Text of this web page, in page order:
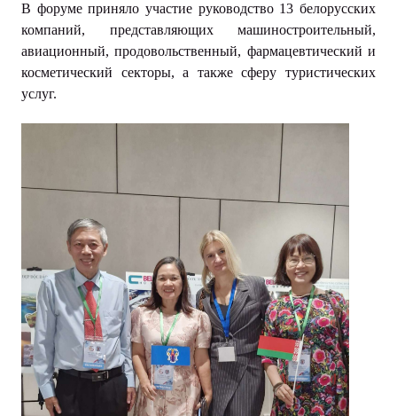
В форуме приняло участие руководство 13 белорусских
компаний, представляющих машиностроительный,
авиационный, продовольственный, фармацевтический и
косметический секторы, а также сферу туристических
услуг.